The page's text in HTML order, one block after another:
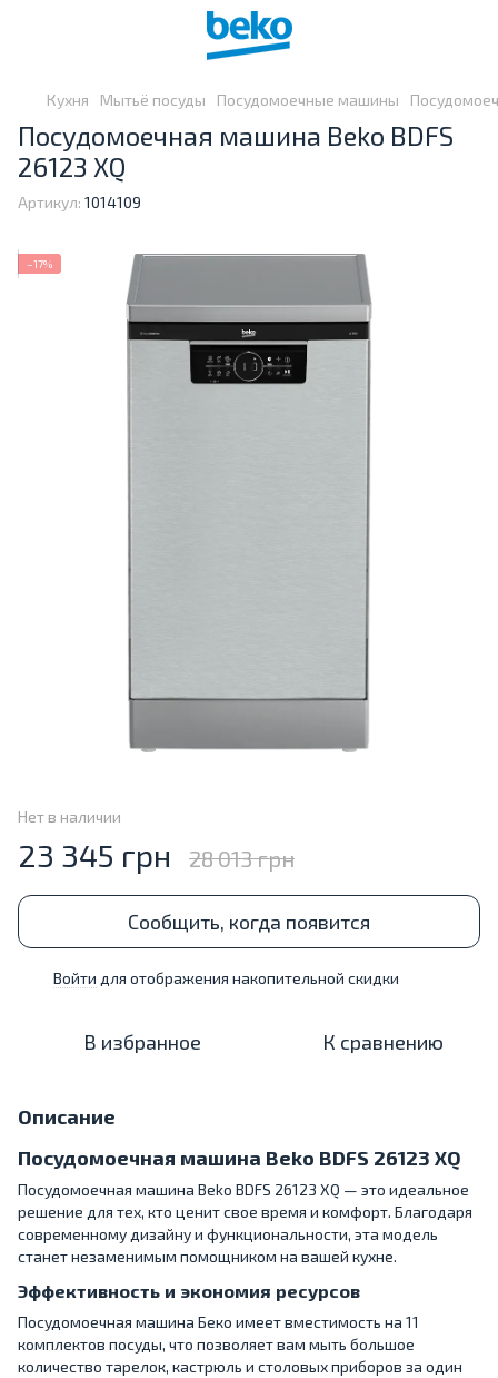
Кухня Мытьё посуды Посудомоечные машины
Посудомоечная машина Beko BDFS
26123 XQ
Артикул: 1014109
−17%
Нет в наличии
23 345 грн 28 013 грн
Сообщить, когда появится
Войти для отображения накопительной скидки
В избранное К сравнению
Описание
Посудомоечная машина Beko BDFS 26123 XQ
Посудомоечная машина Beko BDFS 26123 XQ — это идеальное
решение для тех, кто ценит свое время и комфорт. Благодаря
современному дизайну и функциональности, эта модель
станет незаменимым помощником на вашей кухне.
Эффективность и экономия ресурсов
Посудомоечная машина Беко имеет вместимость на 11
комплектов посуды, что позволяет вам мыть большое
количество тарелок, кастрюль и столовых приборов за один